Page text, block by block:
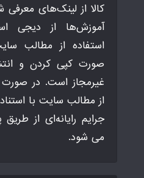
کالا از لینک‌های معرفی
آموزش‌ها از دیجی
استفاده از مطالب
صورت کپی کردن و
غیرمجاز است. در
از مطالب سایت با
جرایم رایانه‌ای از
می شود.